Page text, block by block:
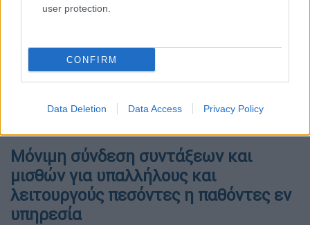
user protection.
CONFIRM
Data Deletion Data Access Privacy Policy
δ) Στους ανάδοχους γονείς ατόμων
προνοιακά προγράμματα, οι οποίοι
λαμβάνουν οικονομική ενίσχυση, σύμφωνα με
του ν. 4538/2018 (Α΄ 85), περί παροχών και
Μόνιμη σύνδεση συντάξεων και
μισθών για υπαλλήλους και
λειτουργούς πεσόντες η παθόντες εν
υπηρεσία